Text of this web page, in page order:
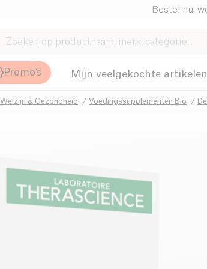
Bestel nu,
Promo's Mijn veelgekochte artikelen
Welzijn & Gezondheid Voedingssupplementen Bio